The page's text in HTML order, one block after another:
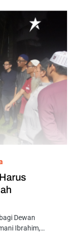
Dewan
Ibrahim,…